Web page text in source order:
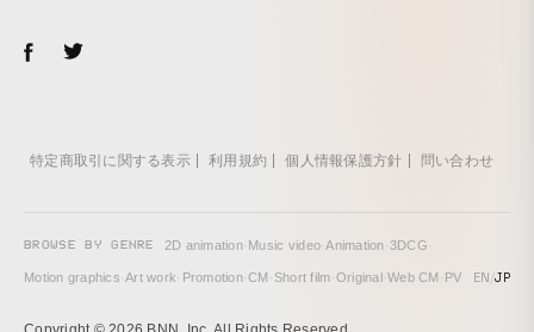
特定商取引に関する表示 利用規約 個人情報保護方針 問い合わせ
BROWSE BY GENRE 2D animation· Music video·Animation·3DCG·
Motion graphics·Art work· Promotion·CM · Short film·Original ·Web CM · PV EN/JP